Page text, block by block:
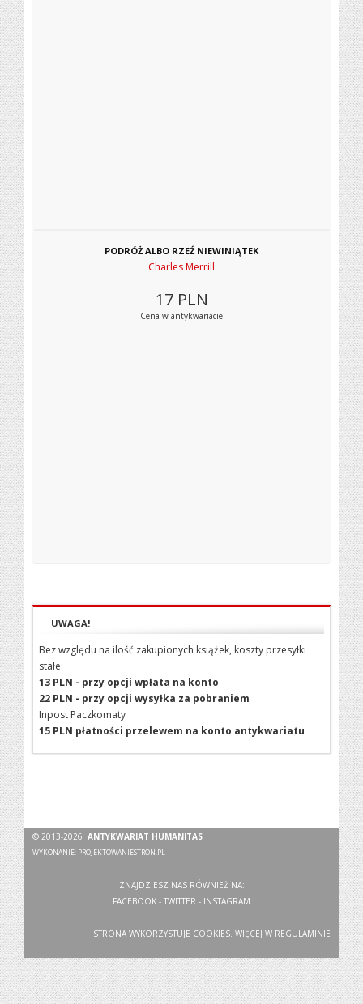
PODRÓŻ ALBO RZEŹ NIEWINIĄTEK
Charles Merrill
17 PLN
Cena w antykwariacie
UWAGA!
Bez względu na ilość zakupionych książek, koszty przesyłki
stałe:
13 PLN - przy opcji wpłata na konto
22 PLN - przy opcji wysyłka za pobraniem
Inpost Paczkomaty
15 PLN płatności przelewem na konto antykwariatu
© 2013-2026ANTYKWARIAT HUMANITAS
WYKONANIE: PROJEKTOWANIESTRON.PL
ZNAJDZIESZ NAS RÓWNIEŻ NA:
FACEBOOK - TWITTER - INSTAGRAM
STRONA WYKORZYSTUJE COOKIES. WIĘCEJ W REGULAMINIE